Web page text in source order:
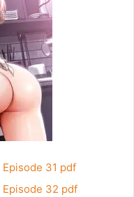
Episode 31 pdf
Episode 32 pdf